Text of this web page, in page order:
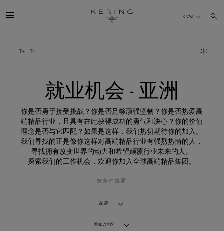
业
机
可持续发展
FINANCE
加入我们
CN
就业机会 - 亚洲
你是否勇于接受挑战？你是否足够顽强坚韧？你是否热爱高
端精品行业，且具有在此获得成功的勇气和决心？你的价值
理念是否与它匹配？如果是这样，我们热切期待你的加入。
我们寻找的正是像你这样对高端精品行业有强烈热情的人，
寻找拥有改变世界的动力和希望颠覆行业未来的人。
探索我们的工作机会，欢迎你加入全球高端精品集团。
按条件搜索
品牌
国家/地区